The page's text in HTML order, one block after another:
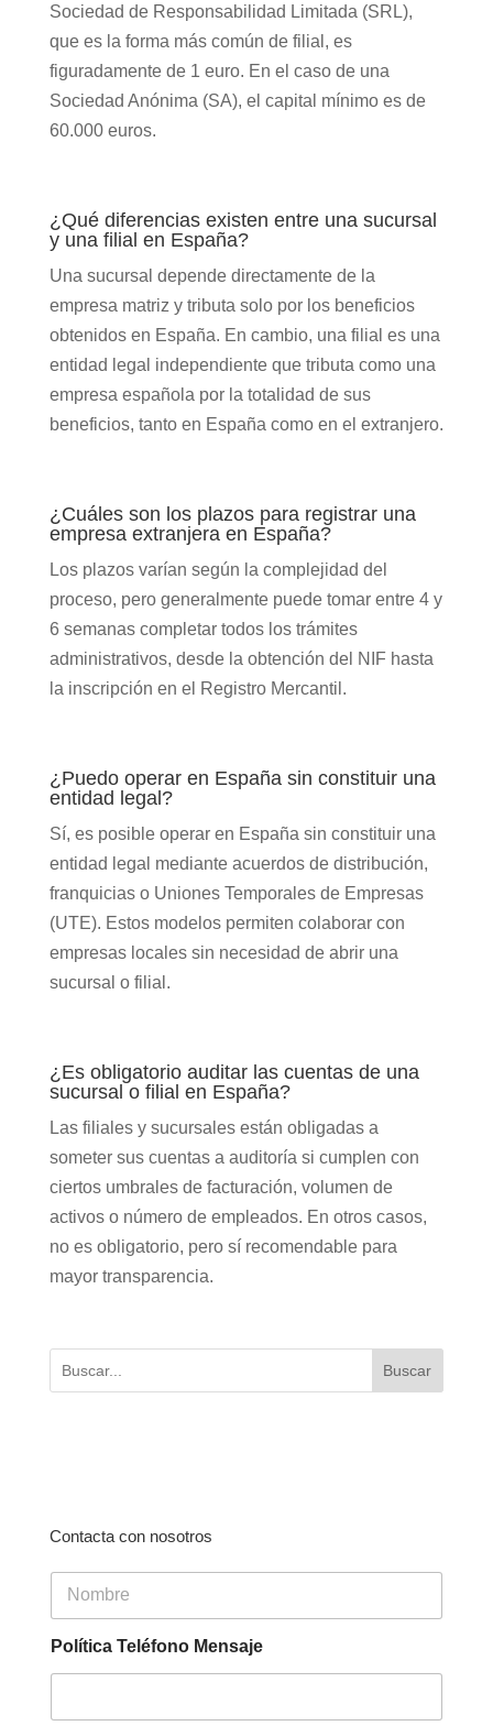
Sociedad de Responsabilidad Limitada (SRL),
que es la forma más común de filial, es
figuradamente de 1 euro. En el caso de una
Sociedad Anónima (SA), el capital mínimo es de
60.000 euros.
¿Qué diferencias existen entre una sucursal
y una filial en España?
Una sucursal depende directamente de la
empresa matriz y tributa solo por los beneficios
obtenidos en España. En cambio, una filial es una
entidad legal independiente que tributa como una
empresa española por la totalidad de sus
beneficios, tanto en España como en el extranjero.
¿Cuáles son los plazos para registrar una
empresa extranjera en España?
Los plazos varían según la complejidad del
proceso, pero generalmente puede tomar entre 4 y
6 semanas completar todos los trámites
administrativos, desde la obtención del NIF hasta
la inscripción en el Registro Mercantil.
¿Puedo operar en España sin constituir una
entidad legal?
Sí, es posible operar en España sin constituir una
entidad legal mediante acuerdos de distribución,
franquicias o Uniones Temporales de Empresas
(UTE). Estos modelos permiten colaborar con
empresas locales sin necesidad de abrir una
sucursal o filial.
¿Es obligatorio auditar las cuentas de una
sucursal o filial en España?
Las filiales y sucursales están obligadas a
someter sus cuentas a auditoría si cumplen con
ciertos umbrales de facturación, volumen de
activos o número de empleados. En otros casos,
no es obligatorio, pero sí recomendable para
mayor transparencia.
Buscar
Contacta con nosotros
m
bPolítica Teléfono Mensaje